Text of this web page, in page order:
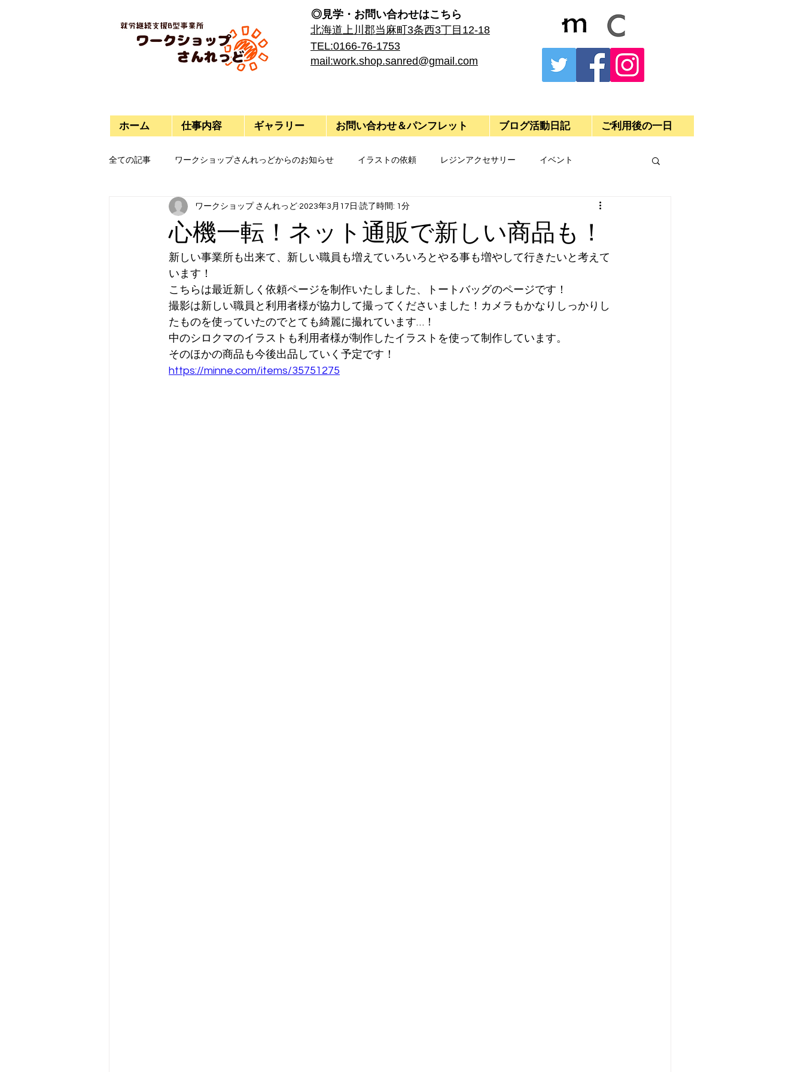
◎見学・​お問い合わせはこちら
​北海道上川郡当麻町3条西3丁目12-18
TEL:0166-76-1753
mail:work.shop.sanred@gmail.com
ホーム 仕事内容 ギャラリー お問い合わせ＆パンフレット ブログ活動日記 ご利用後の一日
全ての記事 ワークショップさんれっどからのお知らせ イラストの依頼 レジンアクセサリー イベント
今日のご飯 プラモデル
心機一転！ネット通販で新しい商品も！
ワークショップ さんれっど 2023年3月17日 読了時間: 1分
新しい事業所も出来て、新しい職員も増えていろいろとやる事も増やして行きたいと考えて
います！
こちらは最近新しく依頼ページを制作いたしました、トートバッグのページです！
撮影は新しい職員と利用者様が協力して撮ってくださいました！カメラもかなりしっかりし
たものを使っていたのでとても綺麗に撮れています…！
中のシロクマのイラストも利用者様が制作したイラストを使って制作しています。
そのほかの商品も今後出品していく予定です！
https://minne.com/items/35751275